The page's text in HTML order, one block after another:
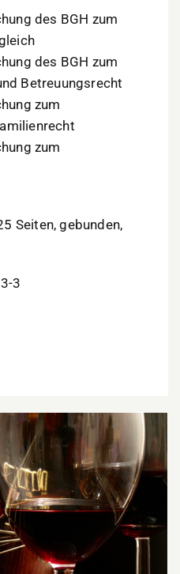
des BGH zum
des BGH zum
Betreuungsrecht
zum
zum
Seiten, gebunden,
3
& Musik“ kehrt in
zurück